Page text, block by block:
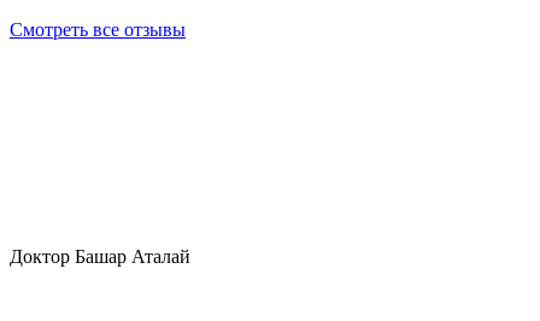
Смотреть все отзывы
Доктор Башар Аталай